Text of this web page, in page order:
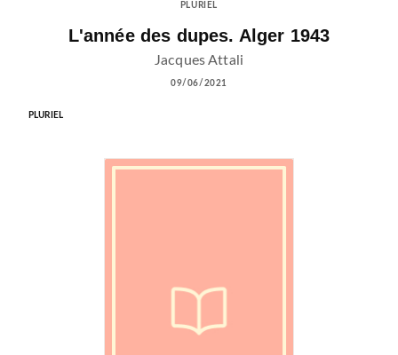
PLURIEL
L'année des dupes. Alger 1943
Jacques Attali
09/06/2021
PLURIEL